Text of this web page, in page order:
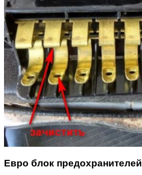
Евро блок предохранителей